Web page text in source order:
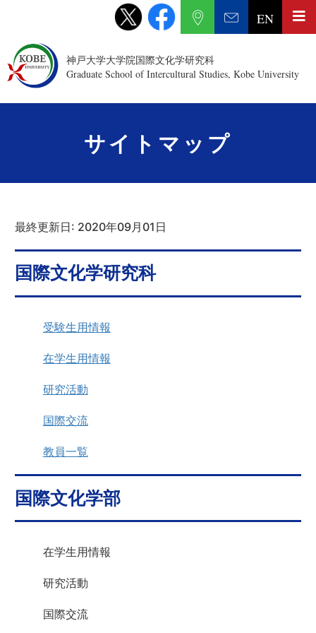
神戸大学大学院国際文化学研究科
Graduate School of Intercultural Studies, Kobe University
EN
サイトマップ
最終更新日: 2020年09月01日
国際文化学研究科
受験生用情報
在学生用情報
研究活動
国際交流
教員一覧
国際文化学部
在学生用情報
研究活動
国際交流